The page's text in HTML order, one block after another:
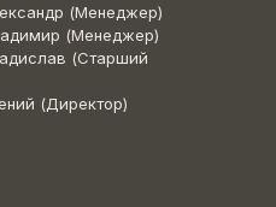
(Менеджер)
(Менеджер)
(Старший
(Директор)